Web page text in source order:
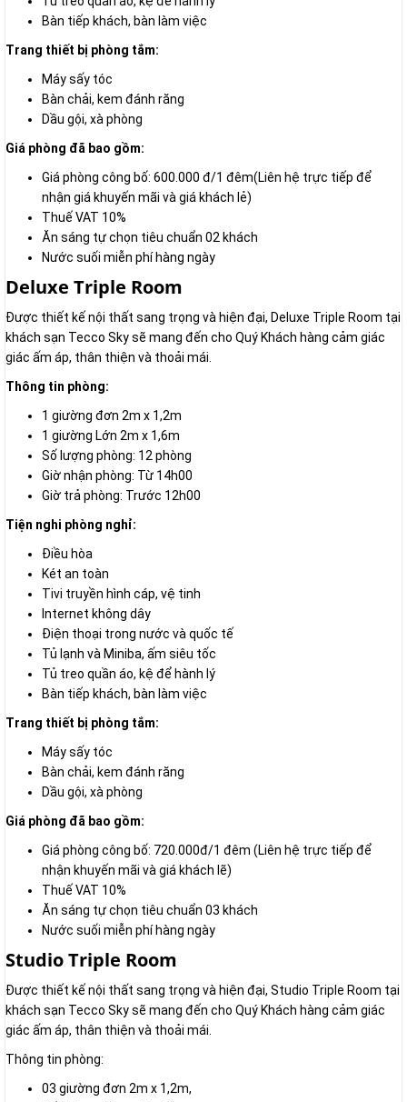
Bàn tiếp khách, bàn làm việc
Trang thiết bị phòng tắm:
Máy sấy tóc
Bàn chải, kem đánh răng
Dầu gội, xà phòng
Giá phòng đã bao gồm:
Giá phòng công bố: 600.000 đ/1 đêm(Liên hệ trực tiếp để
nhận giá khuyến mãi và giá khách lẻ)
Thuế VAT 10%
Ăn sáng tự chọn tiêu chuẩn 02 khách
Nước suối miễn phí hàng ngày
Deluxe Triple Room
Được thiết kế nội thất sang trọng và hiện đại, Deluxe Triple Room tại
khách sạn Tecco Sky sẽ mang đến cho Quý Khách hàng cảm giác
giác ấm áp, thân thiện và thoải mái.
Thông tin phòng:
1 giường đơn 2m x 1,2m
1 giường Lớn 2m x 1,6m
Số lượng phòng: 12 phòng
Giờ nhận phòng: Từ 14h00
Giờ trả phòng: Trước 12h00
Tiện nghi phòng nghỉ:
Điều hòa
Két an toàn
Tivi truyền hình cáp, vệ tinh
Internet không dây
Điện thoại trong nước và quốc tế
Tủ lạnh và Miniba, ấm siêu tốc
Tủ treo quần áo, kệ để hành lý
Bàn tiếp khách, bàn làm việc
Trang thiết bị phòng tắm:
Máy sấy tóc
Bàn chải, kem đánh răng
Dầu gội, xà phòng
Giá phòng đã bao gồm:
Giá phòng công bố: 720.000đ/1 đêm (Liên hệ trực tiếp để
nhận khuyến mãi và giá khách lẽ)
Thuế VAT 10%
Ăn sáng tự chọn tiêu chuẩn 03 khách
Nước suối miễn phí hàng ngày
Studio Triple Room
Được thiết kế nội thất sang trọng và hiện đại, Studio Triple Room tại
khách sạn Tecco Sky sẽ mang đến cho Quý Khách hàng cảm giác
giác ấm áp, thân thiện và thoải mái.
Thông tin phòng:
03 giường đơn 2m x 1,2m,